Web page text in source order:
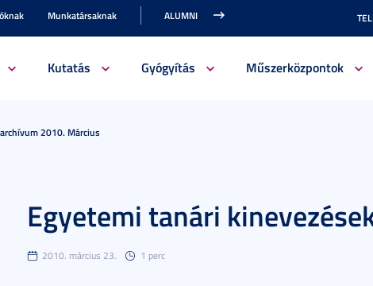
Munkatársaknak ALUMNI
Kutatás Gyógyítás Műszerközpontok
2010. Március
Egyetemi tanári
2010. március 23. 1 perc